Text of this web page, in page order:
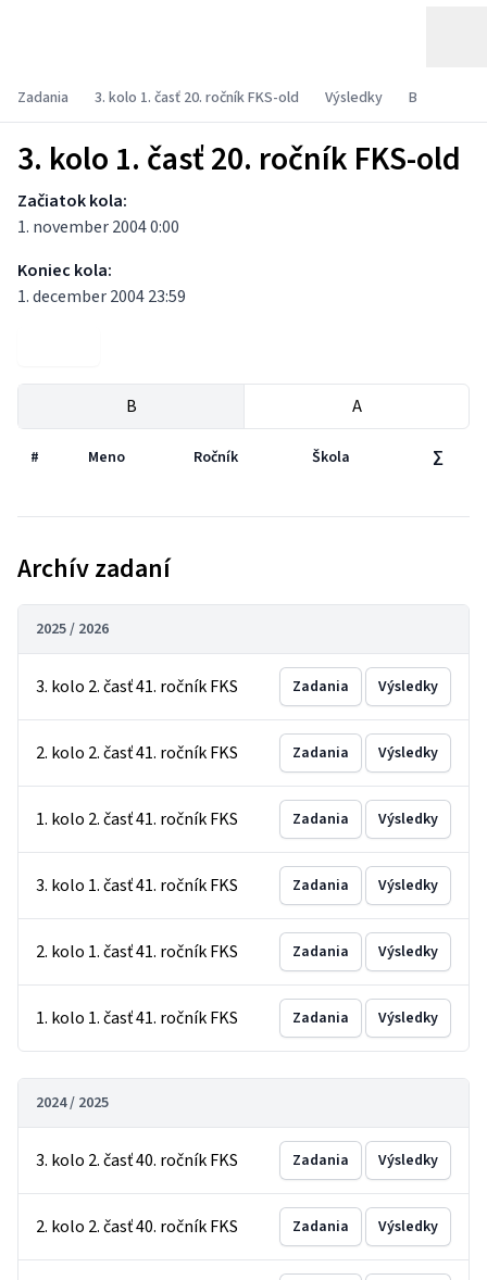
Zadania 3. kolo 1. časť 20. ročník FKS-old Výsledky B
3. kolo 1. časť 20. ročník FKS-old
Začiatok kola:
1. november 2004 0:00
Koniec kola:
1. december 2004 23:59
B A
# Meno Ročník Škola ∑
Archív zadaní
2025 / 2026
3. kolo 2. časť 41. ročník FKS Zadania Výsledky
2. kolo 2. časť 41. ročník FKS Zadania Výsledky
1. kolo 2. časť 41. ročník FKS Zadania Výsledky
3. kolo 1. časť 41. ročník FKS Zadania Výsledky
2. kolo 1. časť 41. ročník FKS Zadania Výsledky
1. kolo 1. časť 41. ročník FKS Zadania Výsledky
2024 / 2025
3. kolo 2. časť 40. ročník FKS Zadania Výsledky
2. kolo 2. časť 40. ročník FKS Zadania Výsledky